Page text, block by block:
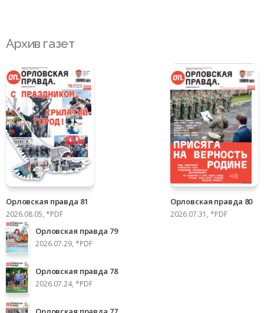
Архив газет
Орловская правда 81
2026.08.05, *PDF
Орловская правда 80
2026.07.31, *PDF
Орловская правда 79
2026.07.29, *PDF
Орловская правда 78
2026.07.24, *PDF